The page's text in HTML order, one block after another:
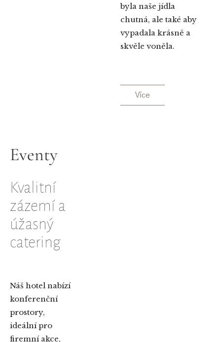
byla naše jídla
chutná, ale také aby
vypadala krásně a
skvěle voněla.
Více
Eventy
Kvalitní
zázemí a
úžasný
catering
Náš hotel nabízí
konferenční
prostory,
ideální pro
firemní akce,